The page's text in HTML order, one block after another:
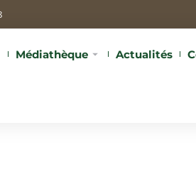
Médiathèque Actualités